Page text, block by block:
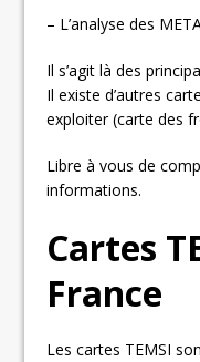
– L’analyse des
Il s’agit là des
Il existe d’autres
exploiter (carte des
Libre à vous de
informations.
Cartes
France
Les cartes TEMSI